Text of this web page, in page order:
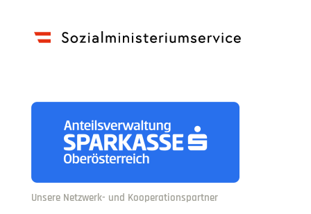
Unsere Netzwerk- und Kooperationspartner